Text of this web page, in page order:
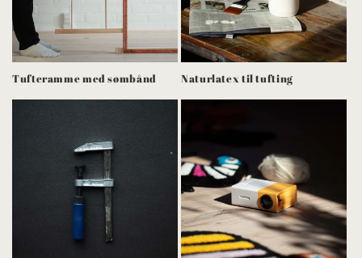
Tufteramme med sømbånd Naturlatex til tufting